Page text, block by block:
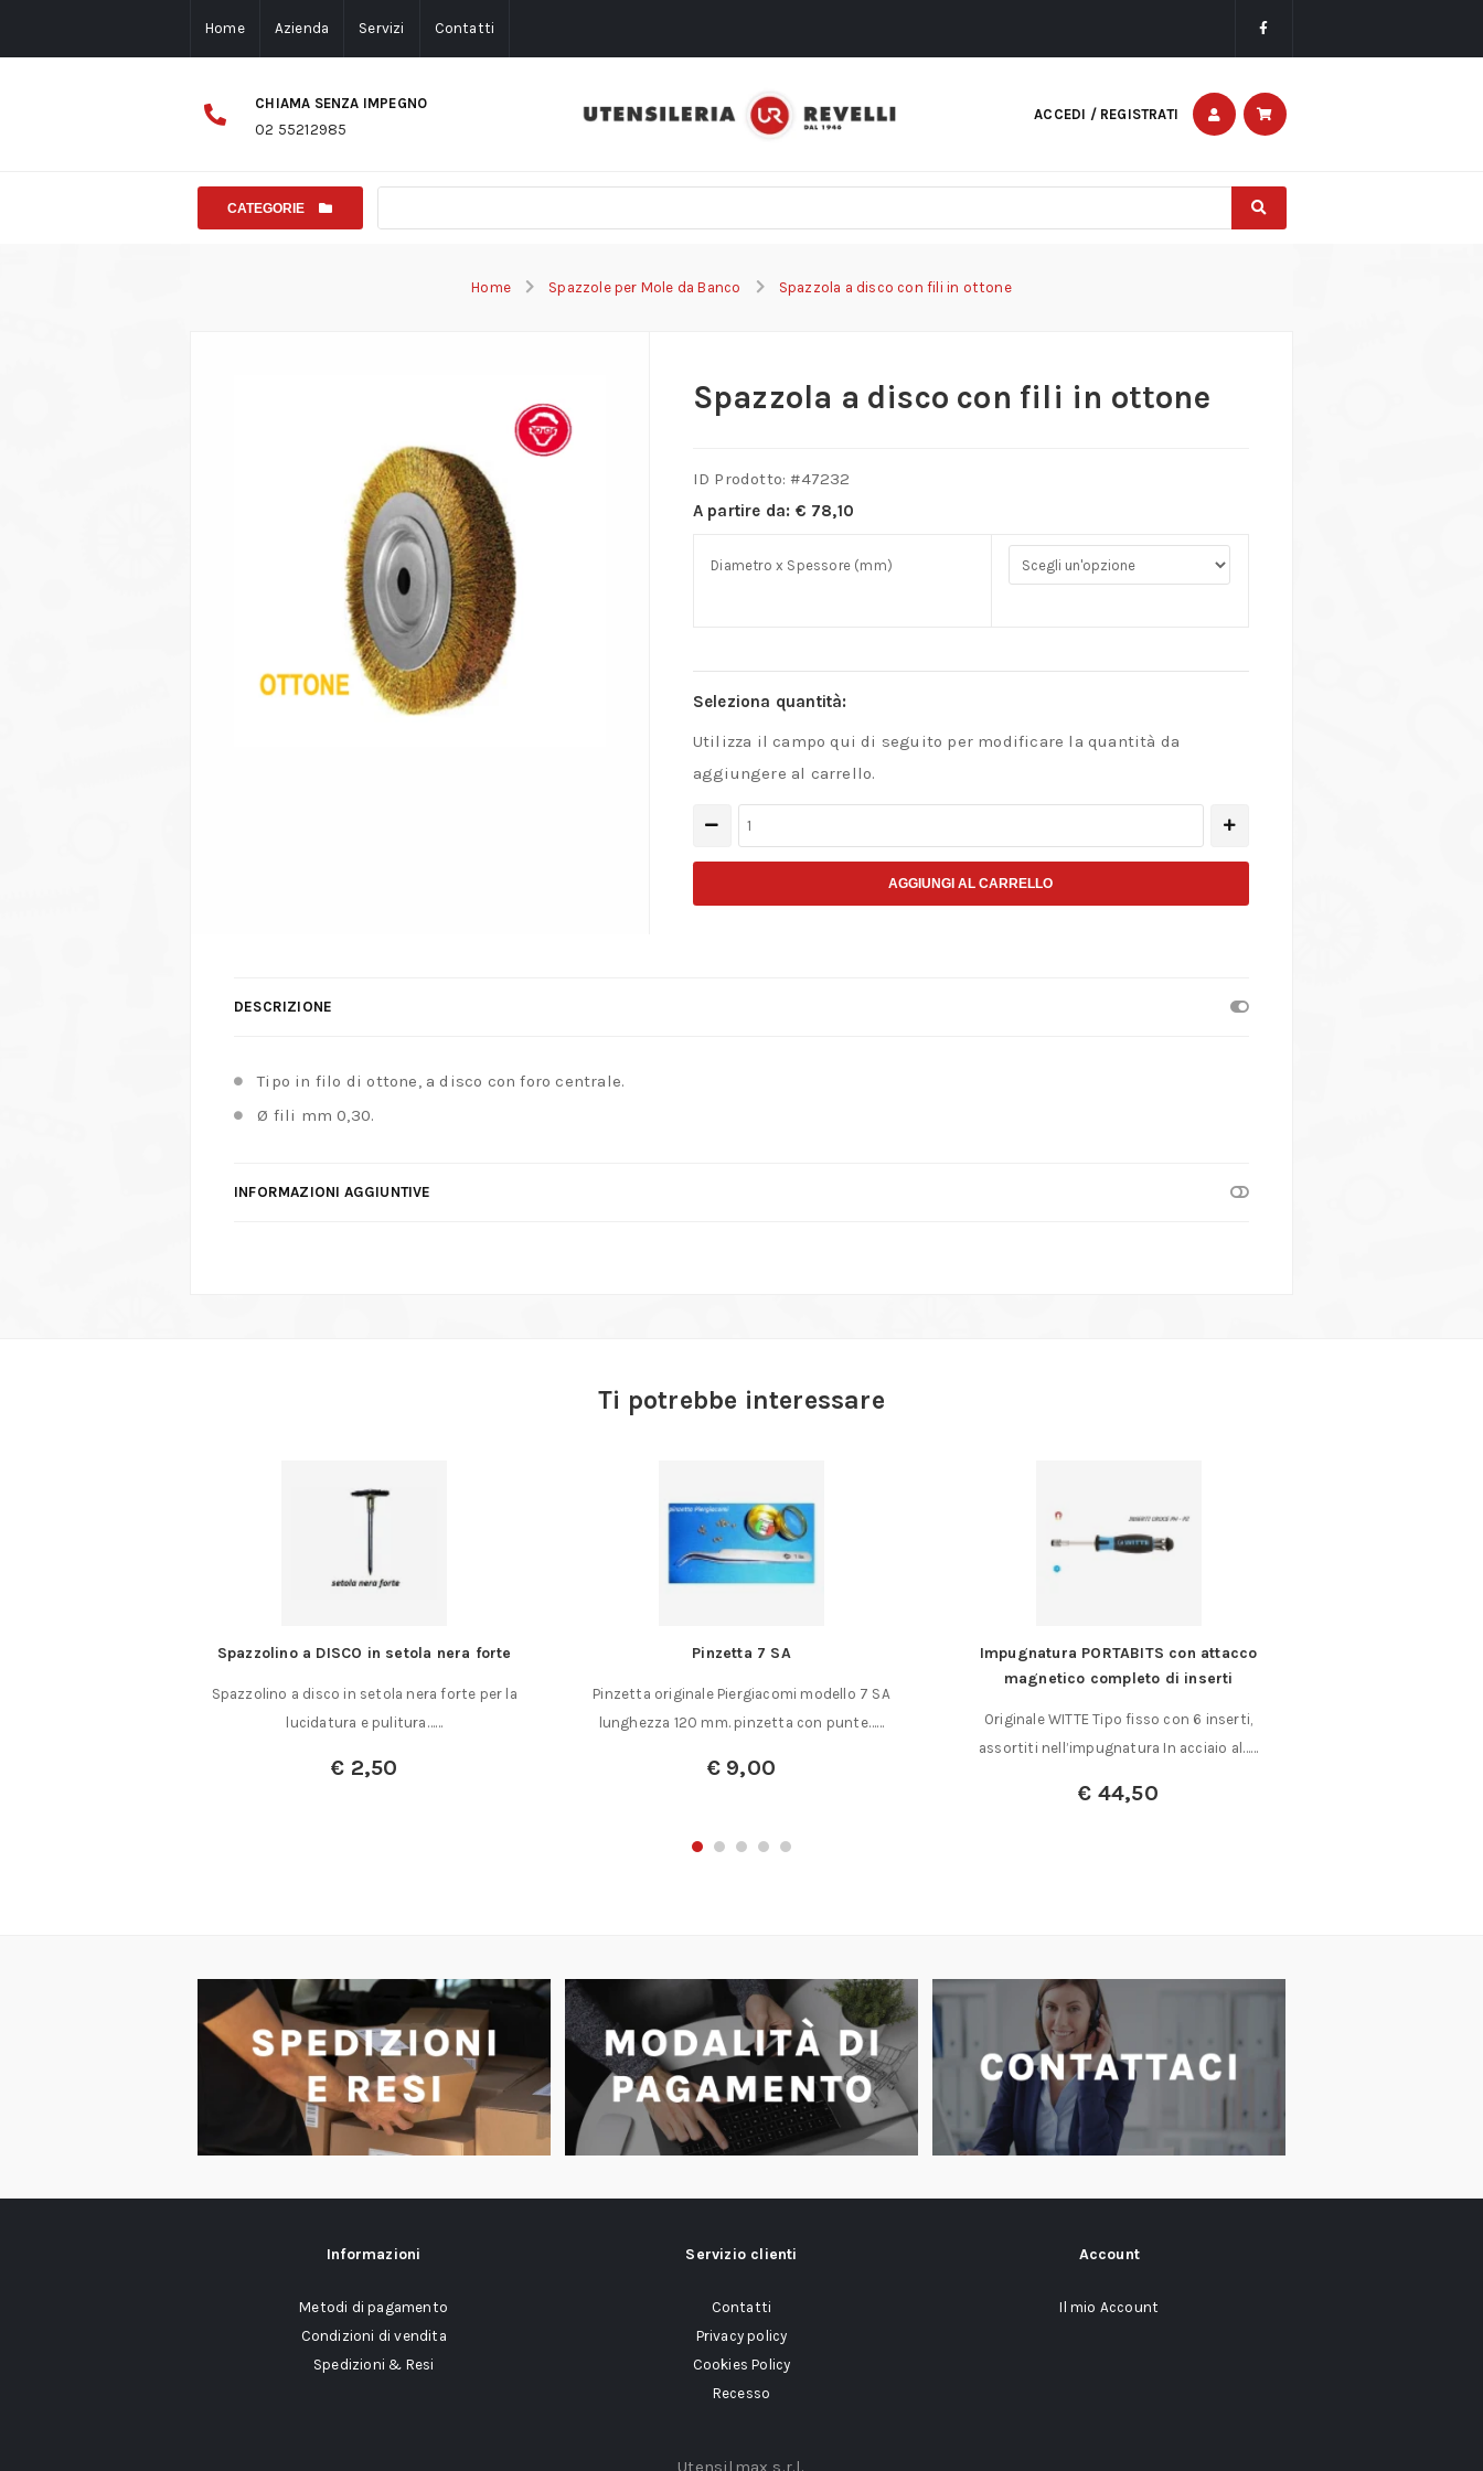
Home Azienda Servizi Contatti
CHIAMA SENZA IMPEGNO
02 55212985
ACCEDI / REGISTRATI
CATEGORIE
Home Spazzole per Mole da Banco Spazzola a disco con fili in ottone
Spazzola a disco con fili in ottone
ID Prodotto: #47232
A partire da: € 78,10
Diametro x Spessore (mm)
Seleziona quantità:
Utilizza il campo qui di seguito per modificare la quantità da
aggiungere al carrello.
Spazzola
AGGIUNGI AL CARRELLO
DESCRIZIONE
Tipo in filo di ottone, a disco con foro centrale.
Ø fili mm 0,30.
INFORMAZIONI AGGIUNTIVE
Ti potrebbe interessare
Spazzolino a DISCO in setola nera forte
Spazzolino a disco in setola nera forte per la
lucidatura e pulitura……
€ 2,50
Pinzetta 7 SA
Pinzetta originale Piergiacomi modello 7 SA
lunghezza 120 mm. pinzetta con punte……
€ 9,00
Impugnatura PORTABITS con attacco
magnetico completo di inserti
Originale WITTE Tipo fisso con 6 inserti,
assortiti nell’impugnatura In acciaio al……
€ 44,50
Informazioni
Metodi di pagamento
Condizioni di vendita
Spedizioni & Resi
Servizio clienti
Contatti
Privacy policy
Cookies Policy
Recesso
Account
Il mio Account
Utensilmax s.r.l.